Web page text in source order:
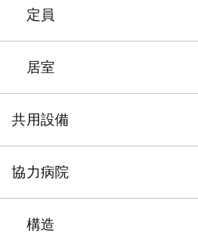
定員
居室
共用設備
協力病院
構造